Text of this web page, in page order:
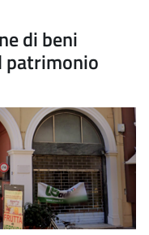
di beni
patrimonio